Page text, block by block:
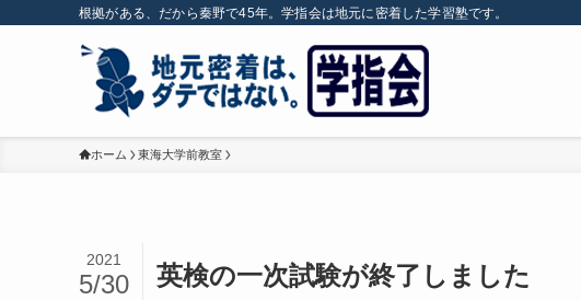
根拠がある、だから秦野で45年。学指会は地元に密着した学習塾です。
ホーム 東海大学前教室
英検の一次試験が終了しました
2021
5/30